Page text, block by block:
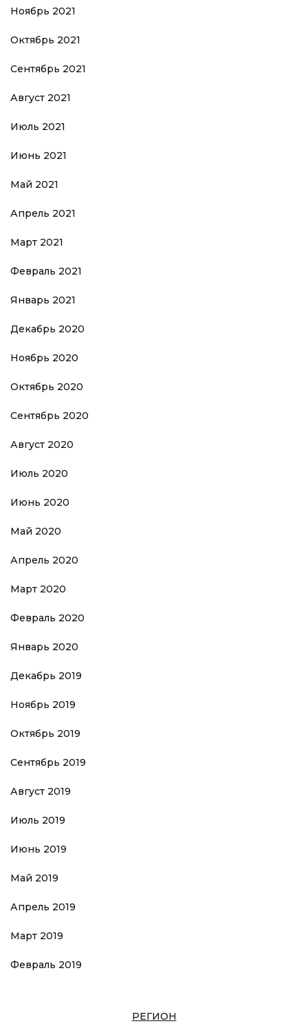
Ноябрь 2021
Октябрь 2021
Сентябрь 2021
Август 2021
Июль 2021
Июнь 2021
Май 2021
Апрель 2021
Март 2021
Февраль 2021
Январь 2021
Декабрь 2020
Ноябрь 2020
Октябрь 2020
Сентябрь 2020
Август 2020
Июль 2020
Июнь 2020
Май 2020
Апрель 2020
Март 2020
Февраль 2020
Январь 2020
Декабрь 2019
Ноябрь 2019
Октябрь 2019
Сентябрь 2019
Август 2019
Июль 2019
Июнь 2019
Май 2019
Апрель 2019
Март 2019
Февраль 2019
РЕГИОН